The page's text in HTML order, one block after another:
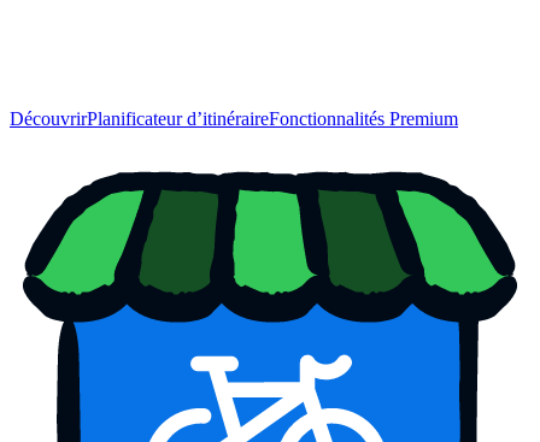
DécouvrirPlanificateur d’itinéraireFonctionnalités Premium